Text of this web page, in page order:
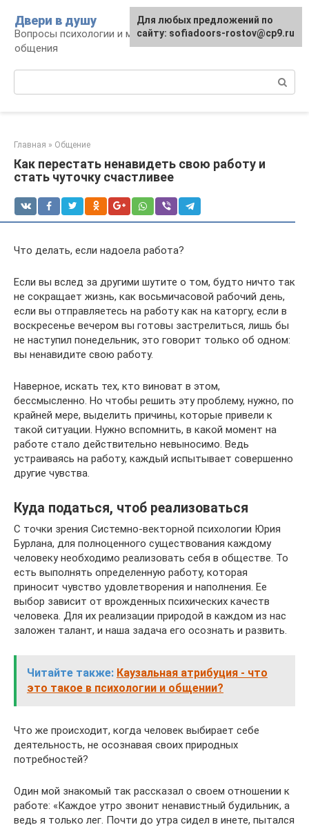
контенту
Двери в душу
Вопросы психологии и межличностного
общения
Главная » Общение
Как перестать ненавидеть свою работу и
стать чуточку счастливее
Что делать, если надоела работа?
Если вы вслед за другими шутите о том, будто ничто так
не сокращает жизнь, как восьмичасовой рабочий день,
если вы отправляетесь на работу как на каторгу, если в
воскресенье вечером вы готовы застрелиться, лишь бы
не наступил понедельник, это говорит только об одном:
вы ненавидите свою работу.
Наверное, искать тех, кто виноват в этом,
бессмысленно. Но чтобы решить эту проблему, нужно, по
крайней мере, выделить причины, которые привели к
такой ситуации. Нужно вспомнить, в какой момент на
работе стало действительно невыносимо. Ведь
устраиваясь на работу, каждый испытывает совершенно
другие чувства.
Куда податься, чтоб реализоваться
С точки зрения Системно-векторной психологии Юрия
Бурлана, для полноценного существования каждому
человеку необходимо реализовать себя в обществе. То
есть выполнять определенную работу, которая
приносит чувство удовлетворения и наполнения. Ее
выбор зависит от врожденных психических качеств
человека. Для их реализации природой в каждом из нас
заложен талант, и наша задача его осознать и развить.
Читайте также: Каузальная атрибуция - что
это такое в психологии и общении?
Что же происходит, когда человек выбирает себе
деятельность, не осознавая своих природных
потребностей?
Один мой знакомый так рассказал о своем отношении к
работе: «Каждое утро звонит ненавистный будильник, а
ведь я только лег. Почти до утра сидел в инете, пытался
Для любых предложений по
сайту: sofiadoors-rostov@cp9.ru